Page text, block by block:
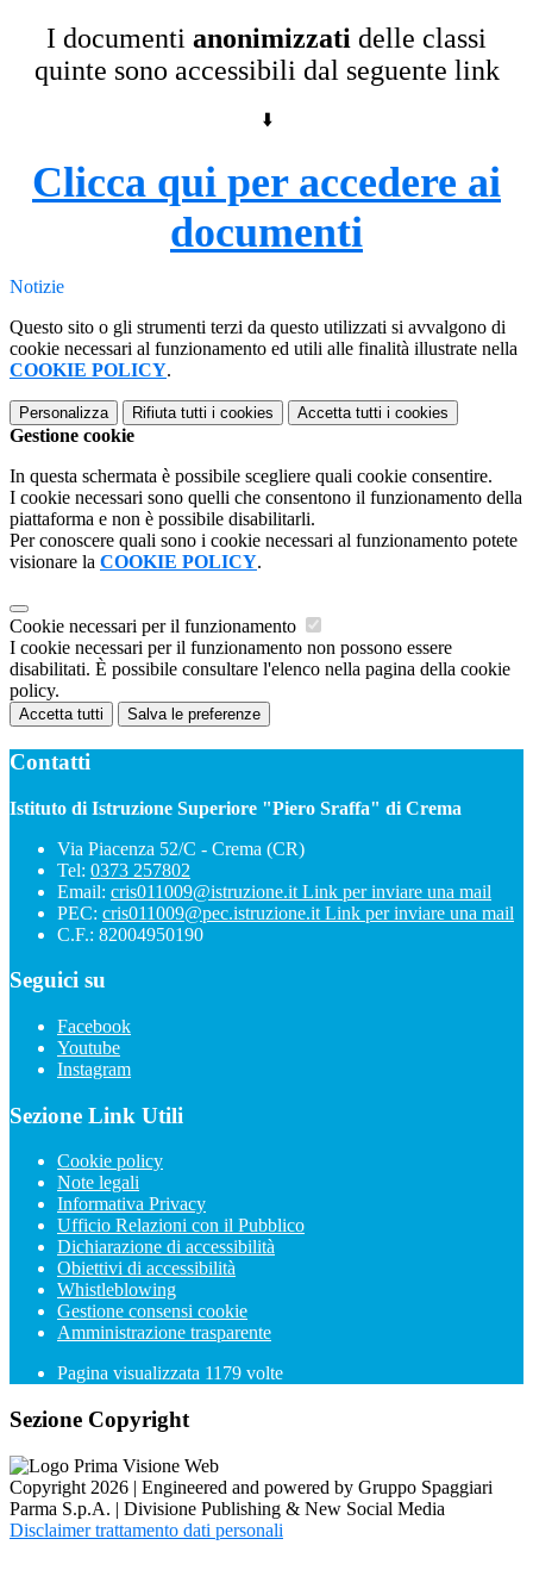
I documenti anonimizzati delle classi
quinte sono accessibili dal seguente link
⬇️
Clicca qui per accedere ai
documenti
Notizie
Questo sito o gli strumenti terzi da questo utilizzati si avvalgono di
cookie necessari al funzionamento ed utili alle finalità illustrate nella
COOKIE POLICY.
Personalizza Rifiuta tutti i cookies Accetta tutti i cookies
Gestione cookie
In questa schermata è possibile scegliere quali cookie consentire.
I cookie necessari sono quelli che consentono il funzionamento della
piattaforma e non è possibile disabilitarli.
Per conoscere quali sono i cookie necessari al funzionamento potete
visionare la COOKIE POLICY.
Cookie necessari per il funzionamento
I cookie necessari per il funzionamento non possono essere
disabilitati. È possibile consultare l'elenco nella pagina della cookie
policy.
Accetta tutti Salva le preferenze
Contatti
Istituto di Istruzione Superiore "Piero Sraffa" di Crema
Via Piacenza 52/C - Crema (CR)
Tel: 0373 257802
Email: cris011009@istruzione.it Link per inviare una mail
PEC: cris011009@pec.istruzione.it Link per inviare una mail
C.F.: 82004950190
Seguici su
Facebook
Youtube
Instagram
Sezione Link Utili
Cookie policy
Note legali
Informativa Privacy
Ufficio Relazioni con il Pubblico
Dichiarazione di accessibilità
Obiettivi di accessibilità
Whistleblowing
Gestione consensi cookie
Amministrazione trasparente
Pagina visualizzata 1179 volte
Sezione Copyright
Copyright 2026 | Engineered and powered by Gruppo Spaggiari
Parma S.p.A. | Divisione Publishing & New Social Media
Disclaimer trattamento dati personali